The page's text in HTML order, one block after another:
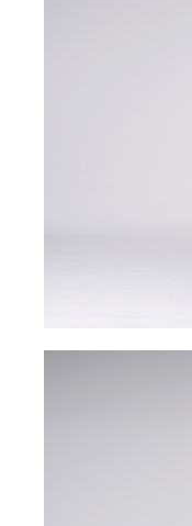
５．嚴禁一人註冊多個帳
恩沛科技股份有限公司將有